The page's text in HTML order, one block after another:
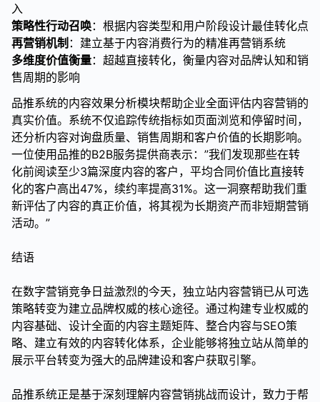
入
策略性行动召唤：根据内容类型和用户阶段设计最佳转化点
再营销机制 ：建立基于内容消费行为的精准再营销系统
多维度价值衡量：超越直接转化，衡量内容对品牌认知和销
售周期的影响
品推系统的内容效果分析模块帮助企业全面评估内容营销的
真实价值。系统不仅追踪传统指标如页面浏览和停留时间，
还分析内容对询盘质量、销售周期和客户价值的长期影响。
一位使用品推的B2B服务提供商表示：”我们发现那些在转
化前阅读至少3篇深度内容的客户，平均合同价值比直接转
化的客户高出47%，续约率提高31%。这一洞察帮助我们重
新评估了内容的真正价值，将其视为长期资产而非短期营销
活动。”
结语
在数字营销竞争日益激烈的今天，独立站内容营销已从可选
策略转变为建立品牌权威的核心途径。通过构建专业权威的
内容基础、设计全面的内容主题矩阵、整合内容与SEO策
略、建立有效的内容转化体系，企业能够将独立站从简单的
展示平台转变为强大的品牌建设和客户获取引擎。
品推系统正是基于深刻理解内容营销挑战而设计，致力于帮